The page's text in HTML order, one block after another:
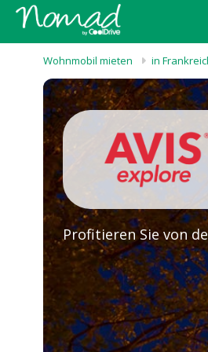
Wohnmobil mieten in
Profitieren Sie von